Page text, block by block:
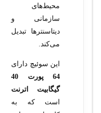
محیط‌های
سازمانی و
دیتاسنترها تبدیل
می‌کند.
این سوئیچ دارای
64 پورت 40
گیگابیت اترنت
است که به